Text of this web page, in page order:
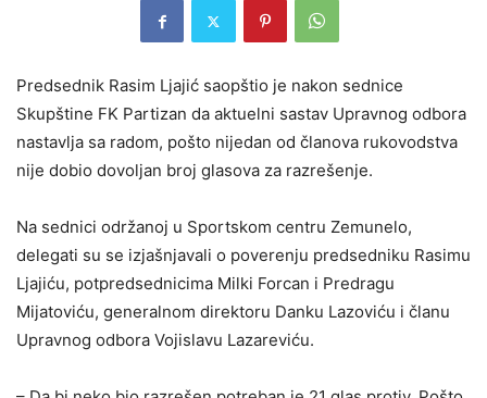
Predsednik Rasim Ljajić saopštio je nakon sednice
Skupštine FK Partizan da aktuelni sastav Upravnog odbora
nastavlja sa radom, pošto nijedan od članova rukovodstva
nije dobio dovoljan broj glasova za razrešenje.
Na sednici održanoj u Sportskom centru Zemunelo,
delegati su se izjašnjavali o poverenju predsedniku Rasimu
Ljajiću, potpredsednicima Milki Forcan i Predragu
Mijatoviću, generalnom direktoru Danku Lazoviću i članu
Upravnog odbora Vojislavu Lazareviću.